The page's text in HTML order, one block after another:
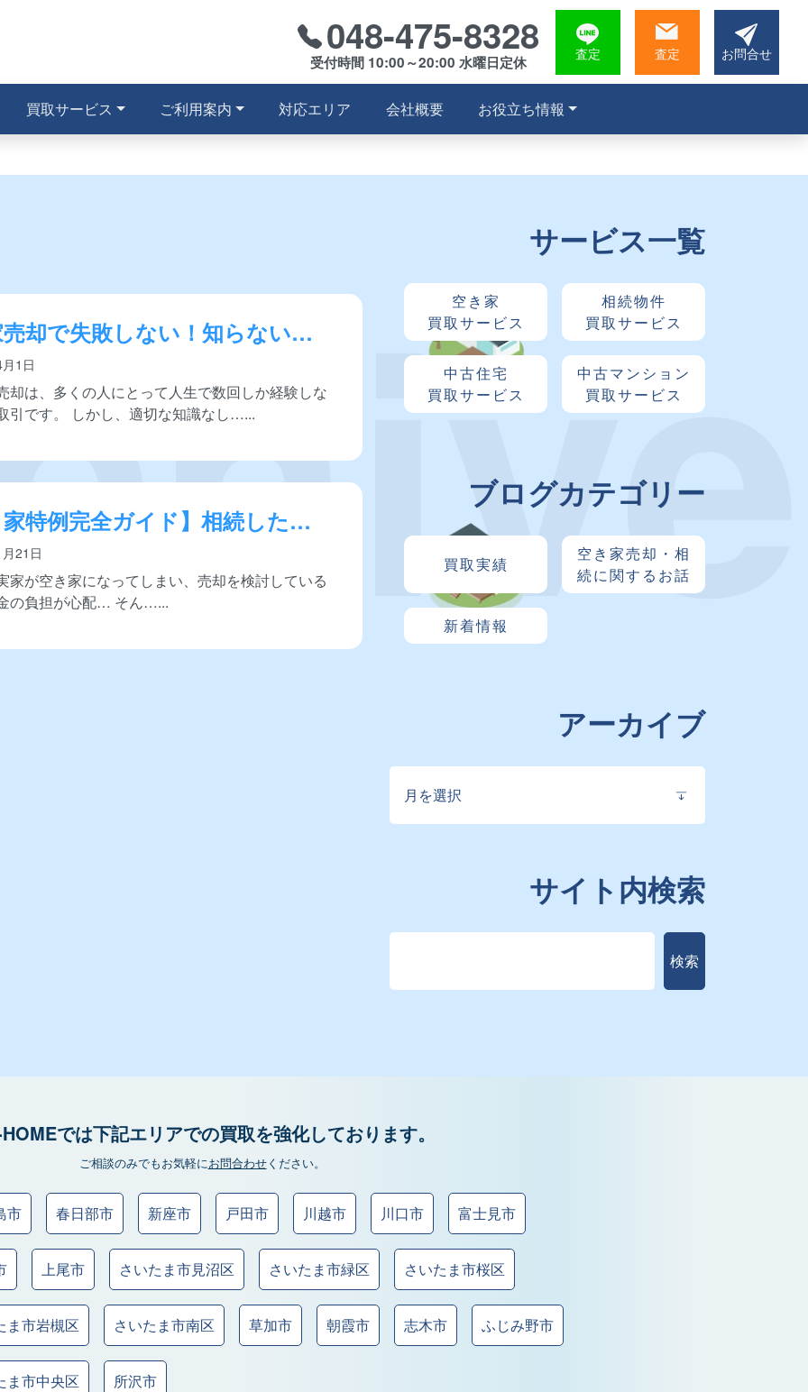
買取サービス ご利用案内 対応エリア 会社概要 お役立ち情報
048-475-8328
受付時間 10:00～20:00 水曜日定休 査定 査定 お問合せ
却で失敗しない！知らないと
意点と成功のコツ｜税金・価
選び完全ガイド
1日
却は、多くの人にとって人生で数回しか経験しな
引です。 しかし、適切な知識なし…
特例完全ガイド】相続した実
3,000万円控除を受ける方法と
21日
家が空き家になってしまい、売却を検討している
の負担が心配… そん…
サービス一覧
空き家
買取サービス
相続物件
買取サービス
中古住宅
買取サービス
中古マンション
買取サービス
ブログカテゴリー
買取実績
空き家売却・相
続に関するお話
新着情報
アーカイブ
ア
カ
サイト内検索
検
検索
では下記エリアでの買取を強化しております。
ご相談のみでもお気軽にお問合わせください。
市 春日部市 新座市 戸田市 川越市 川口市 富士見市
上尾市 さいたま市見沼区 さいたま市緑区 さいたま市桜区
ま市岩槻区 さいたま市南区 草加市 朝霞市 志木市 ふじみ野市
ま市中央区 所沢市